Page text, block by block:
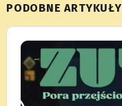
PODOBNE ARTYKUŁY